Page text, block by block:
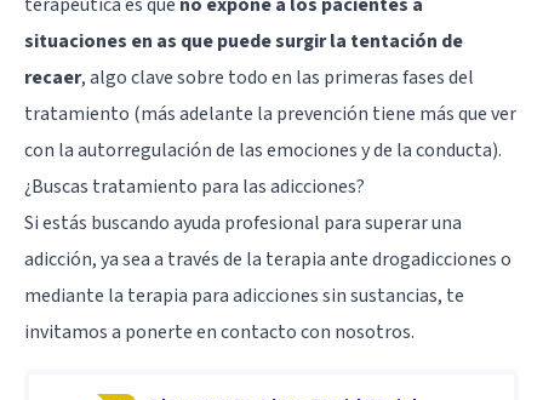
situaciones en as que puede surgir la tentación de
recaer, algo clave sobre todo en las primeras fases del
tratamiento (más adelante la prevención tiene más que ver
con la autorregulación de las emociones y de la conducta).
¿Buscas tratamiento para las adicciones?
Si estás buscando ayuda profesional para superar una
adicción, ya sea a través de la terapia ante drogadicciones o
mediante la terapia paraadicciones sin sustancias, te
invitamos a ponerte en contacto con nosotros.